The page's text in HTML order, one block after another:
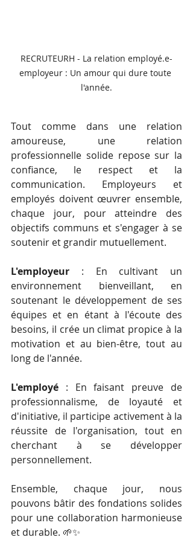
RECRUTEURH - La relation employé.e-
employeur : Un amour qui dure toute
l'année.
Tout comme dans une relation
amoureuse, une relation
professionnelle solide repose sur la
confiance, le respect et la
communication. Employeurs et
employés doivent œuvrer ensemble,
chaque jour, pour atteindre des
objectifs communs et s'engager à se
soutenir et grandir mutuellement.
L'employeur : En cultivant un
environnement bienveillant, en
soutenant le développement de ses
équipes et en étant à l'écoute des
besoins, il crée un climat propice à la
motivation et au bien-être, tout au
long de l'année.
L'employé : En faisant preuve de
professionnalisme, de loyauté et
d'initiative, il participe activement à la
réussite de l'organisation, tout en
cherchant à se développer
personnellement.
Ensemble, chaque jour, nous
pouvons bâtir des fondations solides
pour une collaboration harmonieuse
et durable. 🌱✨